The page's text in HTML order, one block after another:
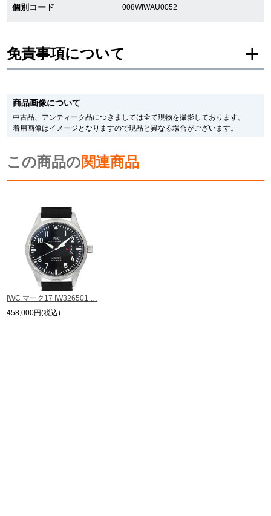
WEBマガジン 買取ブログ
SNS・動画
For Overseas Customers
English
繁體中文
商品画像について
中古品、アンティーク品につきましては全て現物を撮影しております。
着用画像はイメージとなりますので現品と異なる場合がございます。
この商品の関連商品
IWC マーク17 IW326501 …
458,000円(税込)
個別コード 008WIWAU0052
免責事項について
メーカー保護シールの有無に個体差がございますのでご了承下さいませ。
また、メーカーにてマイナーチェンジがなされる場合がございますが、在庫品
の仕様で販売させていただきますので予めご了承の程お願いいたします。
尚、中古品、アンティーク品につきましては現品を撮影しております。
ます。
の掲載を控えております。
※当店では店頭販売も行っております為、サイトでのご注文と店頭処理との時
間差で在庫切れになる場合がございます。
予めご了承くださいませ。
また、ご来店にてご購入を希望される場合にも、事前に在庫の確認をお電話か
メールにてお問い合わせいただけますようお願いいたします。
※アンティーク品やユーズド品の場合、外装および内部機械に代替部品を使用
している場合がございます。
※表示の定価は、入荷時の価格となっております。
現在の定価と異なる場合がございますのでご了承くださいませ。